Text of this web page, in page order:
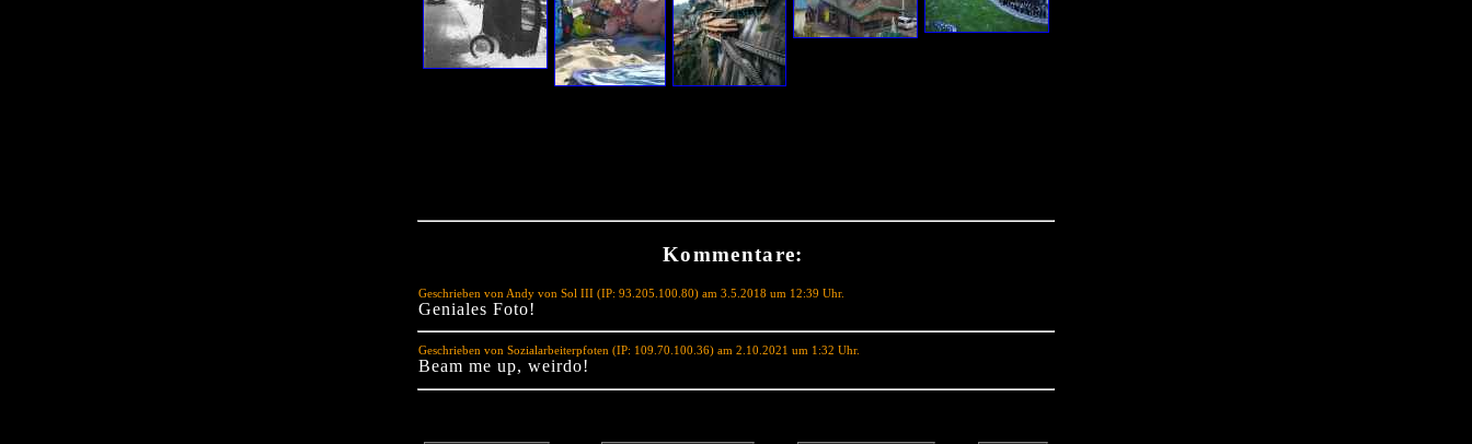
Kommentare:
Geschrieben von Andy von Sol III (IP: 93.205.100.80) am 3.5.2018 um 12:39 Uhr.
Geniales Foto!
Geschrieben von Sozialarbeiterpfoten (IP: 109.70.100.36) am 2.10.2021 um 1:32 Uhr.
Beam me up, weirdo!